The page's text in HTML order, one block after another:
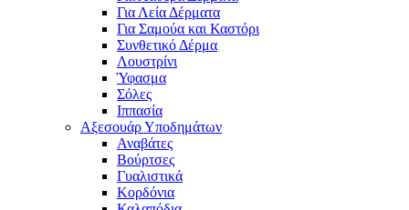
Για Λεία Δέρματα
Για Σαμούα και Καστόρι
Συνθετικό Δέρμα
Λουστρίνι
Ύφασμα
Σόλες
Ιππασία
Αξεσουάρ Υποδημάτων
Αναβάτες
Βούρτσες
Γυαλιστικά
Κορδόνια